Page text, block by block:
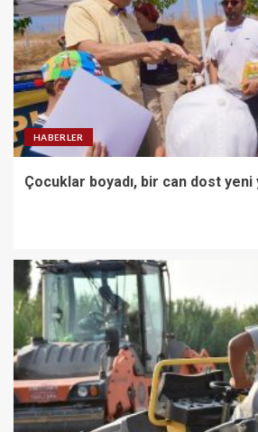
HABERLER
Çocuklar boyadı, bir can dost yeni